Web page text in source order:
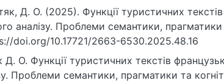
Д. О. (2025). Функції туристичних
аналізу. Проблеми семантики, прагматики
doi.org/10.17721/2663-6530.2025.48.16
О. Функції туристичних текстів
Проблеми семантики, прагматики та